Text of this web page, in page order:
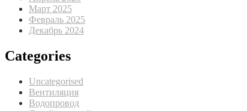
Март 2025
Февраль 2025
Декабрь 2024
Categories
Uncategorised
Вентиляция
Водопровод